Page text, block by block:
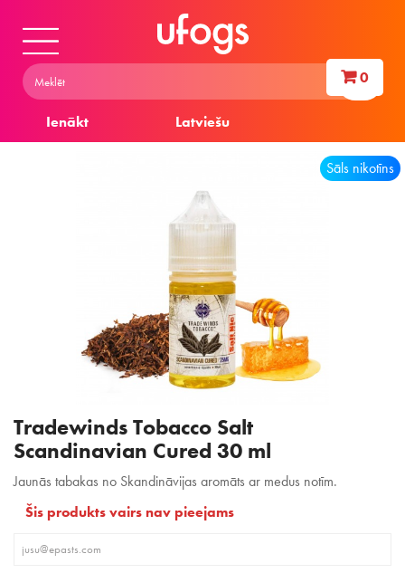
Ienākt Latviešu
0
Tradewinds Tobacco Salt
Scandinavian Cured 30 ml
Jaunās tabakas no Skandināvijas aromāts ar medus notīm.
Šis produkts vairs nav pieejams
Sāls nikotīns